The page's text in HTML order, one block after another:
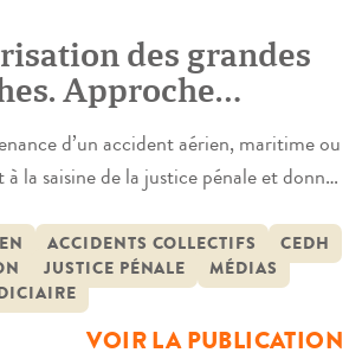
des grandes
Approche
recours à la
la gestion des
(de type
ou
d’un accident aérien, maritime ou
la saisine de la justice pénale et donne
Ce processus de pénalisation des
n’est pas sans soulever des
des oppositions. Quelle doit être la
ACCIDENTS COLLECTIFS
CEDH
JUSTICE PÉNALE
MÉDIAS
VOIR LA PUBLICATION